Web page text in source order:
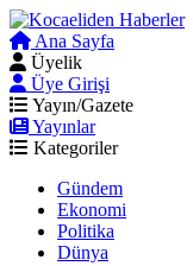
Ana Sayfa
Üyelik
Üye Girişi
Yayın/Gazete
Yayınlar
Kategoriler
Gündem
Ekonomi
Politika
Dünya